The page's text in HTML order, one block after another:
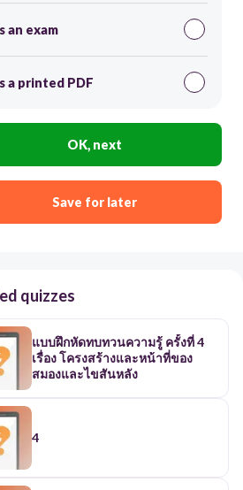
30
มองส่วนอยาก
สมองส่วนคิด
an exam
a printed PDF
OK, next
Save for later
quizzes
แบบฝึกหัดทบทวนความรู้ ครั้งที่ 4
เรื่อง โครงสร้างและหน้าที่ของ
สมองและไขสันหลัง
4